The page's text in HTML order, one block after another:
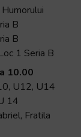
B
B
1 Seria B
10.00
U12, U14
14
Fratila